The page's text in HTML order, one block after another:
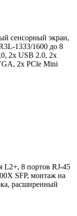
сенсорный экран,
1333/1600 до 8
2x USB 2.0, 2x
2x PCle Mini
L2+, 8 портов RJ-45
SFP, монтаж на
расширенный